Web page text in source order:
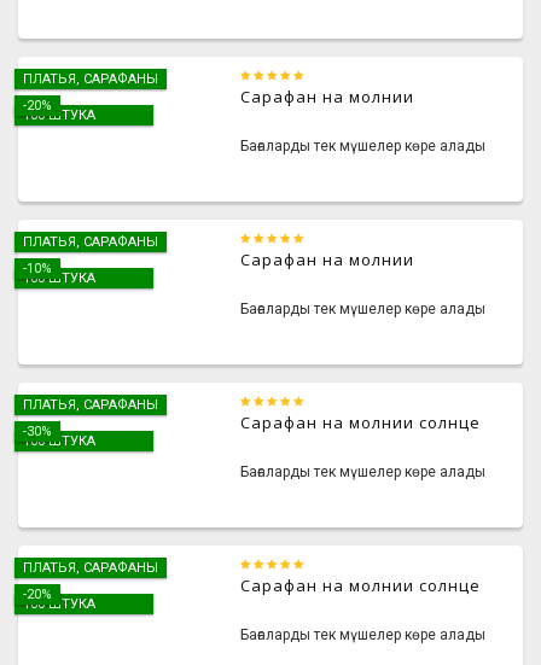
100 ШТУКА
ПЛАТЬЯ, САРАФАНЫ
-20%
100 ШТУКА
Сарафан на молнии
Бағаларды тек мүшелер көре алады
ПЛАТЬЯ, САРАФАНЫ
-10%
100 ШТУКА
Сарафан на молнии
Бағаларды тек мүшелер көре алады
ПЛАТЬЯ, САРАФАНЫ
-30%
100 ШТУКА
Сарафан на молнии солнце
Бағаларды тек мүшелер көре алады
ПЛАТЬЯ, САРАФАНЫ
-20%
Сарафан на молнии солнце
Бағаларды тек мүшелер көре алады